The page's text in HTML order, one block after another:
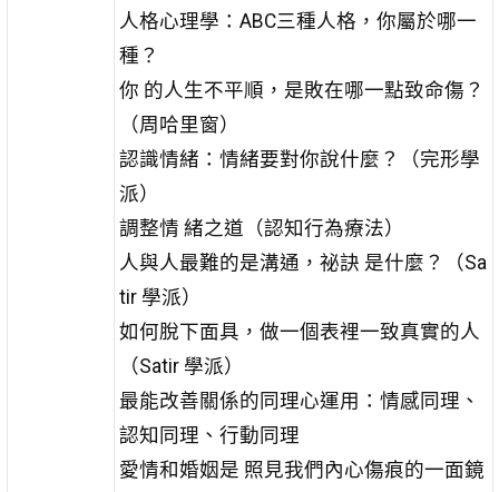
人格心理學：ABC三種人格，你屬於哪一
種？
你 的人生不平順，是敗在哪一點致命傷？
（周哈里窗）
認識情緒：情緒要對你說什麼？（完形學
派）
調整情 緒之道（認知行為療法）
人與人最難的是溝通，祕訣 是什麼？（Sa
tir 學派）
如何脫下面具，做一個表裡一致真實的人
（Satir 學派）
最能改善關係的同理心運用：情感同理、
認知同理、行動同理
愛情和婚姻是 照見我們內心傷痕的一面鏡